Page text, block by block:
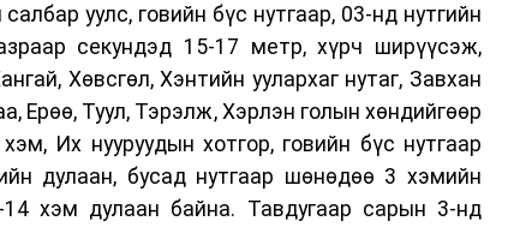
уулс, говийн бүс нутгаар, 03-нд нутгийн
секундэд 15-17 метр, хүрч ширүүсэж,
Хөвсгөл, Хэнтийн уулархаг нутаг, Завхан
Ерөө, Туул, Тэрэлж, Хэрлэн голын хөндийгөөр
Их нууруудын хотгор, говийн бүс нутгаар
дулаан, бусад нутгаар шөнөдөө 3 хэмийн
хэм дулаан байна. Тавдугаар сарын 3-нд